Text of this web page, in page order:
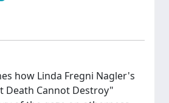
how Linda Fregni Nagler's
Death Cannot Destroy"